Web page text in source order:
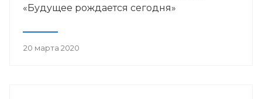
«Будущее рождается сегодня»
20 марта 2020